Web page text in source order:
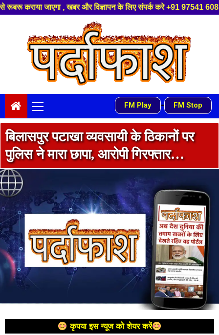
के लिए संपर्क करे +91 97541 60816 ,हमारे यूट्यूब चैनल को
content
Menu
FM Play - FM Stop
बिलासपुर पटाखा व्यवसायी के ठिकानों पर
पुलिस ने मारा छापा, आरोपी गिरफ्तार…
कृपया इस न्यूज को शेयर करें